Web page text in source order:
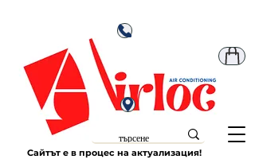
Сайтът е в процес на актуализация!